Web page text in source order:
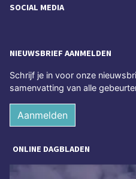
SOCIAL MEDIA
NIEUWSBRIEF AANMELDEN
Schrijf je in voor onze
samenvatting van alle
Aanmelden
ONLINE DAGBLADEN